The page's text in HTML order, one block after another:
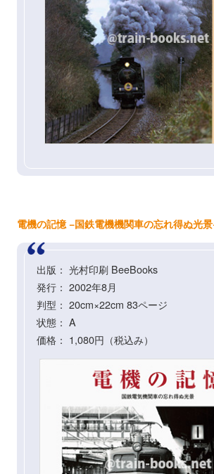
電機の記憶 −国鉄電機機関車の忘れ得ぬ光
出版： 光村印刷 BeeBooks
発行： 2002年8月
判型： 20cm×22cm 83ページ
状態： A
価格： 1,080円（税込み）